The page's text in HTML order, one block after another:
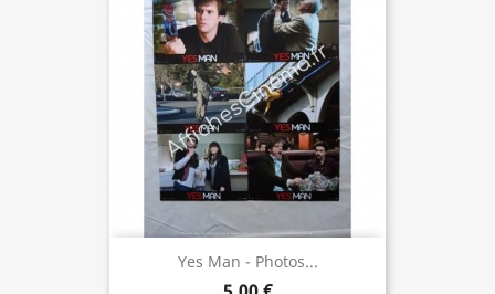
Yes Man - Photos...